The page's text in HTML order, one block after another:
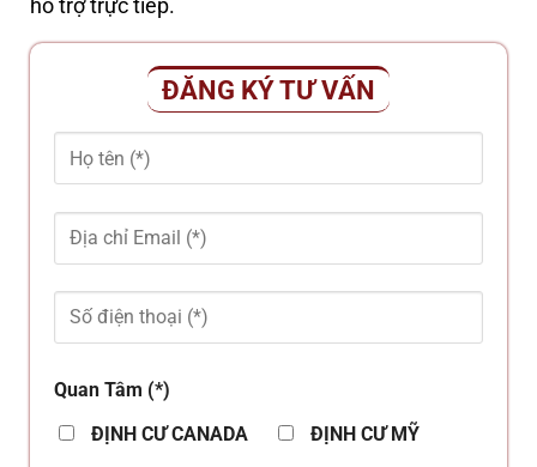
hỗ trợ trực tiếp.
ĐĂNG KÝ TƯ VẤN
Quan Tâm (*)
ĐỊNH CƯ CANADA
ĐỊNH CƯ MỸ